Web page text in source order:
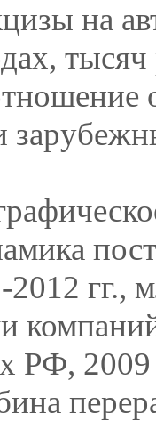
на
гг.,
РФ, 2009